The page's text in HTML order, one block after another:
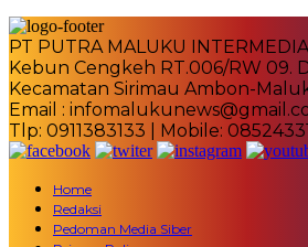
PT PUTRA MALUKU INTERMEDIA
Kebun Cengkeh RT.006/RW 09.
Kecamatan Sirimau Ambon-
Email :
Tlp: 0911383133 | Mobile:
Home
Redaksi
Pedoman Media Siber